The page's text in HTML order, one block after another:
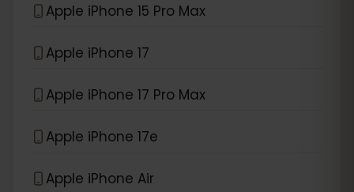
Apple iPhone 15 Pro Max
Apple iPhone 17
Apple iPhone 17 Pro Max
Apple iPhone 17e
Apple iPhone Air